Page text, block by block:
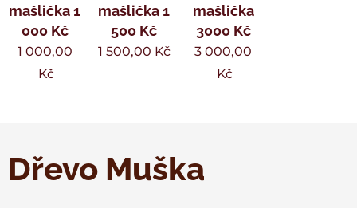
mašlička 1
000 Kč
1 000,00
Kč
mašlička 1
500 Kč
1 500,00 Kč
mašlička
3000 Kč
3 000,00
Kč
Dřevo Muška